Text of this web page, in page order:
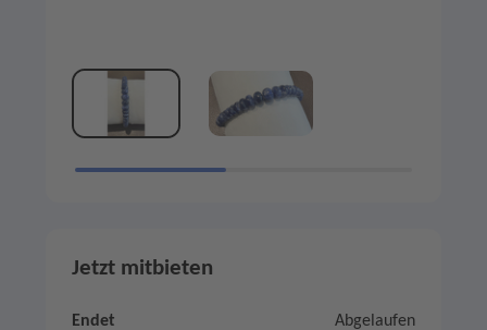
Jetzt mitbieten
Endet
Abgelaufen